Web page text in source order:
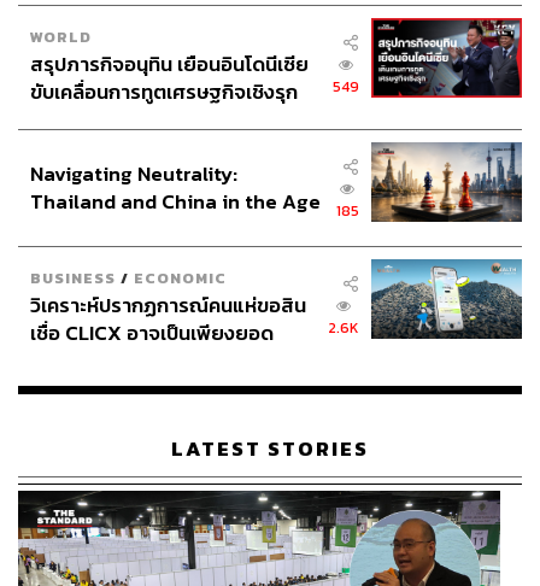
WORLD
สรุปภารกิจอนุทิน เยือนอินโดนีเซีย
ขับเคลื่อนการทูตเศรษฐกิจเชิงรุก
549
Navigating Neutrality:
Thailand and China in the Age
185
BUSINESS / ECONOMIC
วิเคราะห์ปรากฏการณ์คนแห่ขอสิน
เชื่อ CLICX อาจเป็นเพียงยอด
เรือนไทยที่ถูกซุกไว้
2.6K
LATEST STORIES